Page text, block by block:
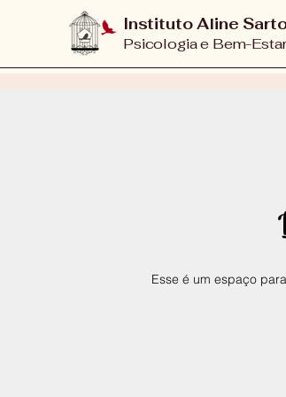
Instituto Aline
Psicologia e Bem-Estar
Esse é um espaço